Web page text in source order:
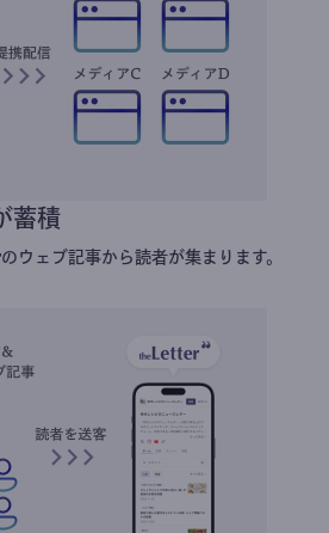
蓄積
ウェブ記事から読者が集まります。